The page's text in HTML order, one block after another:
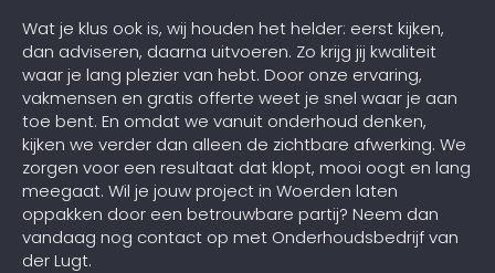
Wat je klus ook is, wij houden het helder: eerst kijken,
dan adviseren, daarna uitvoeren. Zo krijg jij kwaliteit
waar je lang plezier van hebt. Door onze ervaring,
vakmensen en gratis offerte weet je snel waar je aan
toe bent. En omdat we vanuit onderhoud denken,
kijken we verder dan alleen de zichtbare afwerking. We
zorgen voor een resultaat dat klopt, mooi oogt en lang
meegaat. Wil je jouw project in Woerden laten
oppakken door een betrouwbare partij? Neem dan
vandaag nog contact op met Onderhoudsbedrijf van
der Lugt.